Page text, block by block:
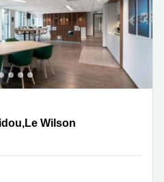
Wilson, Levallois
Wilson